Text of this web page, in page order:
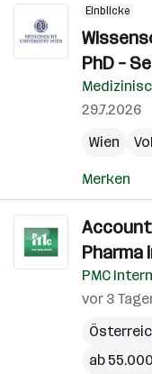
Einblicke
PhD –
29.7.2026
Wien
Merken
Account
Pharma
PMC
vor 3
ab